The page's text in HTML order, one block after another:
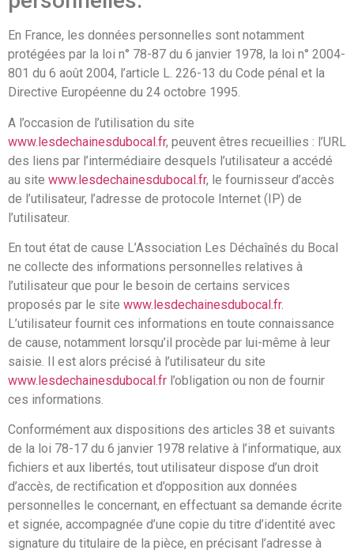
En France, les données personnelles sont notamment
protégées par la loi n° 78-87 du 6 janvier 1978, la loi n° 2004-
801 du 6 août 2004, l’article L. 226-13 du Code pénal et la
Directive Européenne du 24 octobre 1995.
A l’occasion de l’utilisation du site
www.lesdechainesdubocal.fr, peuvent êtres recueillies : l’URL
des liens par l’intermédiaire desquels l’utilisateur a accédé
au site www.lesdechainesdubocal.fr, le fournisseur d’accès
de l’utilisateur, l’adresse de protocole Internet (IP) de
l’utilisateur.
En tout état de cause L’Association Les Déchaînés du Bocal
ne collecte des informations personnelles relatives à
l’utilisateur que pour le besoin de certains services
proposés par le site www.lesdechainesdubocal.fr.
L’utilisateur fournit ces informations en toute connaissance
de cause, notamment lorsqu’il procède par lui-même à leur
saisie. Il est alors précisé à l’utilisateur du site
www.lesdechainesdubocal.fr l’obligation ou non de fournir
ces informations.
Conformément aux dispositions des articles 38 et suivants
de la loi 78-17 du 6 janvier 1978 relative à l’informatique, aux
fichiers et aux libertés, tout utilisateur dispose d’un droit
d’accès, de rectification et d’opposition aux données
personnelles le concernant, en effectuant sa demande écrite
et signée, accompagnée d’une copie du titre d’identité avec
signature du titulaire de la pièce, en précisant l’adresse à